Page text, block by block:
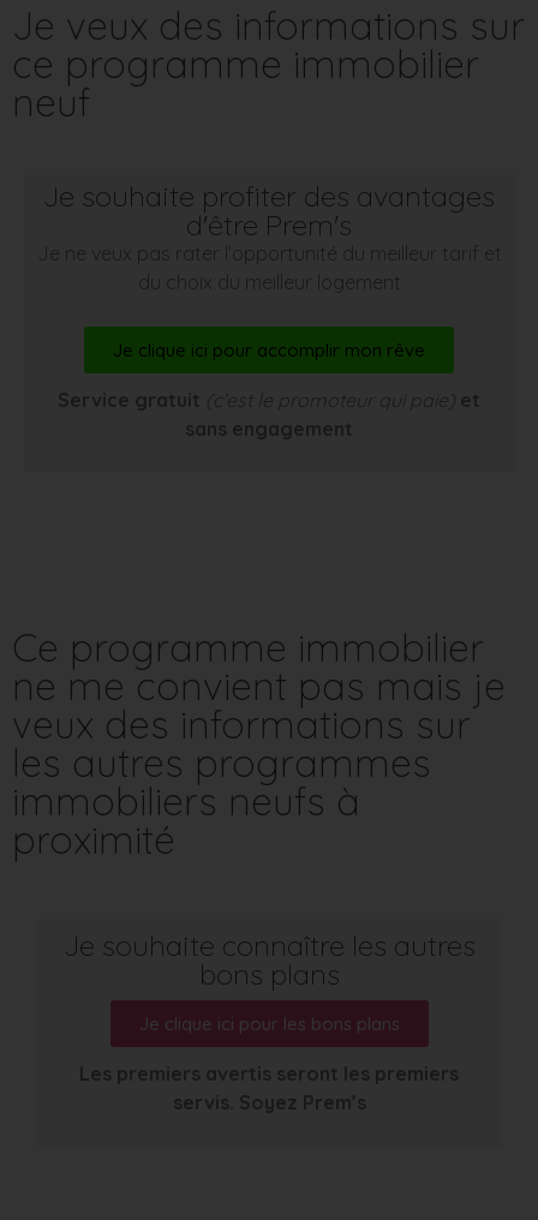
Je veux des informations sur
ce programme immobilier
neuf
Je souhaite profiter des avantages
d'être Prem's
Je ne veux pas rater l’opportunité du meilleur tarif et
du choix du meilleur logement
Je clique ici pour accomplir mon rêve
Service gratuit (c’est le promoteur qui paie) et
sans engagement
Ce programme immobilier
ne me convient pas mais je
veux des informations sur
les autres programmes
immobiliers neufs à
proximité
Je souhaite connaître les autres
bons plans
Je clique ici pour les bons plans
Les premiers avertis seront les premiers
servis. Soyez Prem’s